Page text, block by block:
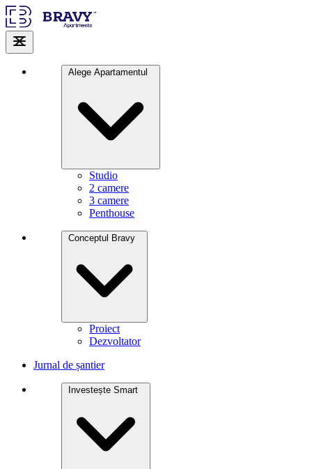
Alege Apartamentul
Studio
2 camere
3 camere
Penthouse
Conceptul Bravy
Proiect
Dezvoltator
Jurnal de șantier
Investește Smart